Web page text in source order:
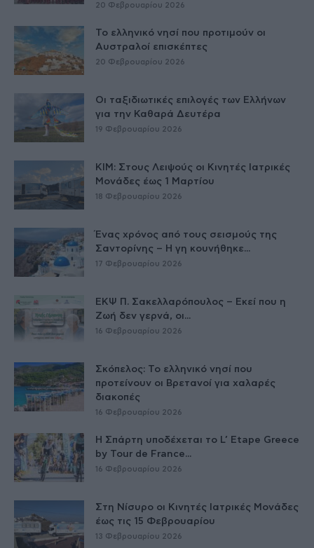
20 Φεβρουαρίου 2026
Το ελληνικό νησί που προτιμούν οι
Αυστραλοί επισκέπτες
20 Φεβρουαρίου 2026
Οι ταξιδιωτικές επιλογές των Ελλήνων
για την Καθαρά Δευτέρα
19 Φεβρουαρίου 2026
ΚΙΜ: Στους Λειψούς οι Κινητές Ιατρικές
Μονάδες έως 1 Μαρτίου
18 Φεβρουαρίου 2026
Ένας χρόνος από τους σεισμούς της
Σαντορίνης – Η γη κουνήθηκε...
17 Φεβρουαρίου 2026
ΕΚΨ Π. Σακελλαρόπουλος – Εκεί που η
Ζωή δεν γερνά, οι...
16 Φεβρουαρίου 2026
Σκόπελος: Το ελληνικό νησί που
προτείνουν οι Βρετανοί για χαλαρές
διακοπές
16 Φεβρουαρίου 2026
Η Σπάρτη υποδέχεται το L’ Etape Greece
by Tour de France...
16 Φεβρουαρίου 2026
Στη Νίσυρο οι Κινητές Ιατρικές Μονάδες
έως τις 15 Φεβρουαρίου
13 Φεβρουαρίου 2026